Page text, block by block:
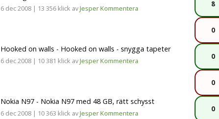
6 dec 2008 | 13 356 klick avJesperKommentera 8
0
Hooked on walls - Hooked on walls - snygga tapeter
6 dec 2008 | 10 381 klick avJesperKommentera 0
0
Nokia N97 - Nokia N97 med 48 GB, rätt schysst
6 dec 2008 | 10 363 klick avJesperKommentera 0